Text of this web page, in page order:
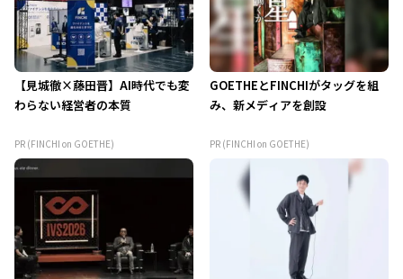
【見城徹×藤田晋】AI時代でも変
わらない経営者の本質
PR (FINCHI on GOETHE)
GOETHEとFINCHIがタッグを組
み、新メディアを創設
PR (FINCHI on GOETHE)